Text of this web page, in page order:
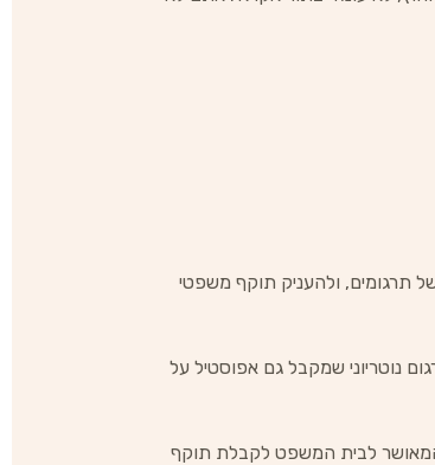
תרגומים, ולהעניק תוקף משפטי
נוטריוני שמקבל גם אפוסטיל על
המאושר לבית המשפט לקבלת תוקף